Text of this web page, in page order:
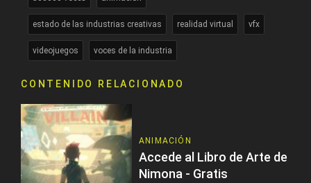
estado de las industrias creativas realidad virtual vfx
videojuegos voces de la industria
CONTENIDO RELACIONADO
ANIMACIÓN
Accede al Libro de Arte de
Nimona - Gratis